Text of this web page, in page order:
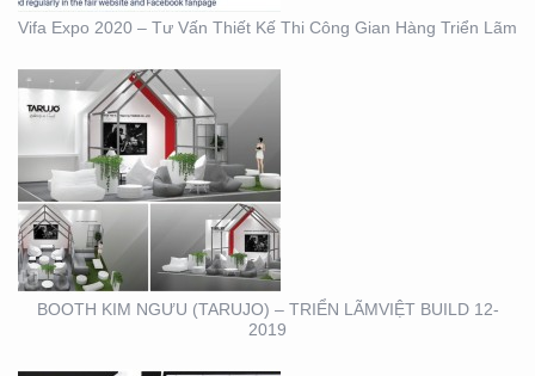
Vifa Expo 2020 – Tư Vấn Thiết Kế Thi Công Gian Hàng Triển Lãm
BOOTH KIM NGƯU (TARUJO) – TRIỂN LÃMVIỆT BUILD 12-
2019
BOOTH INNOMATZ –
TRIỂN LÃM VIỆT BUILD
12-2019